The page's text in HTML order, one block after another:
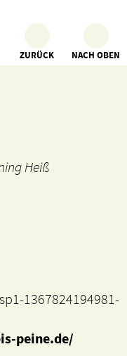
ZURÜCK NACH OBEN
Heiß
1367824194981-
peine.de/